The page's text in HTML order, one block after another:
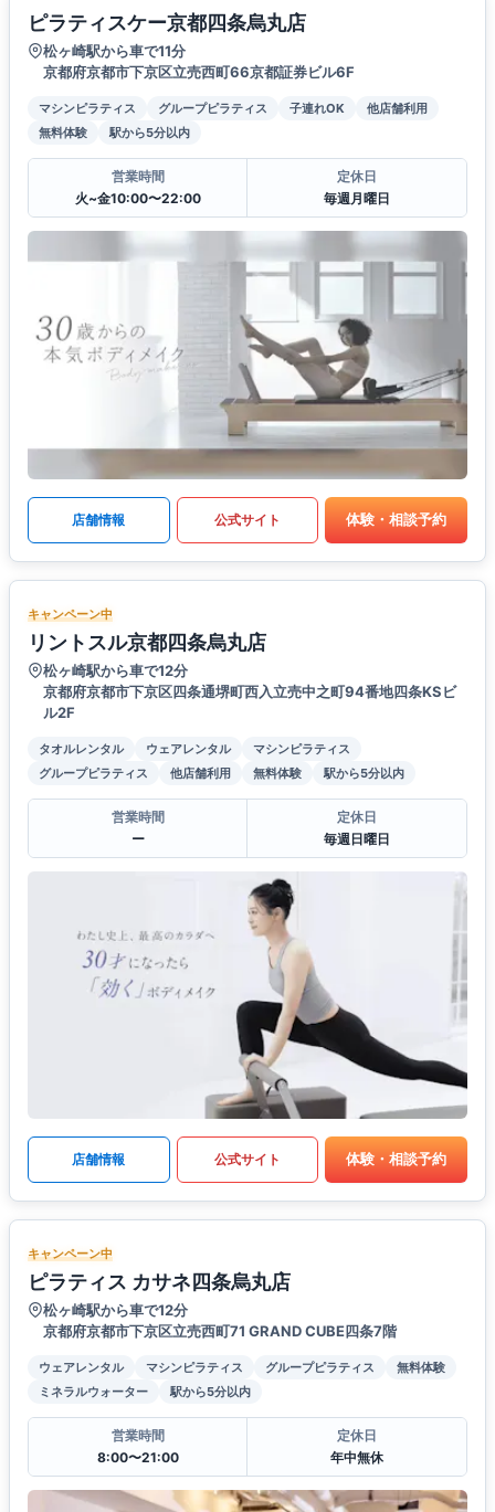
ピラティスケー京都四条烏丸店
松ヶ崎駅から車で11分
京都府京都市下京区立売西町66京都証券ビル6F
マシンピラティス グループピラティス 子連れOK
他店舗利用
無料体験
駅から5分以内
営業時間
火~金10:00〜22:00
定休日
毎週月曜日
店舗情報 公式サイト 体験・相談予約
キャンペーン中
リントスル京都四条烏丸店
松ヶ崎駅から車で12分
京都府京都市下京区四条通堺町西入立売中之町94番地四条KSビ
ル2F
タオルレンタル ウェアレンタル
マシンピラティス
グループピラティス
他店舗利用 無料体験 駅から5分以内
営業時間
ー
定休日
毎週日曜日
店舗情報 公式サイト 体験・相談予約
キャンペーン中
ピラティス カサネ四条烏丸店
松ヶ崎駅から車で12分
京都府京都市下京区立売西町71 GRAND CUBE四条7階
ウェアレンタル マシンピラティス グループピラティス
無料体験
ミネラルウォーター
駅から5分以内
営業時間
8:00〜21:00
定休日
年中無休